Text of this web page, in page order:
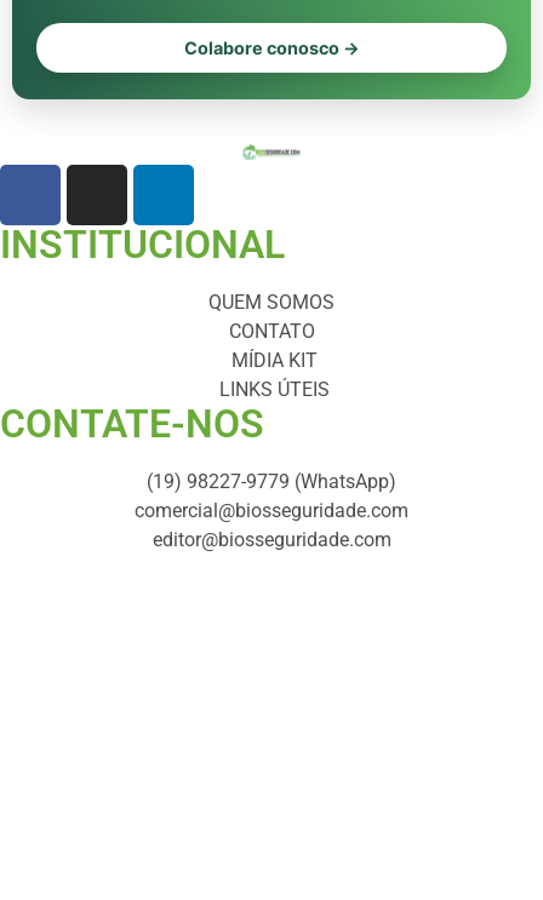
Colabore conosco →
INSTITUCIONAL
QUEM SOMOS
CONTATO
MÍDIA KIT
LINKS ÚTEIS
CONTATE-NOS ​
(19) 98227-9779 (WhatsApp)
comercial@biosseguridade.com
editor@biosseguridade.com